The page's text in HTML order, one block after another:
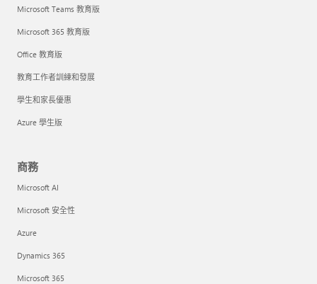
Microsoft Teams 教育版
Microsoft 365 教育版
Office 教育版
教育工作者訓練和發展
學生和家長優惠
Azure 學生版
商務
Microsoft AI
Microsoft 安全性
Azure
Dynamics 365
Microsoft 365